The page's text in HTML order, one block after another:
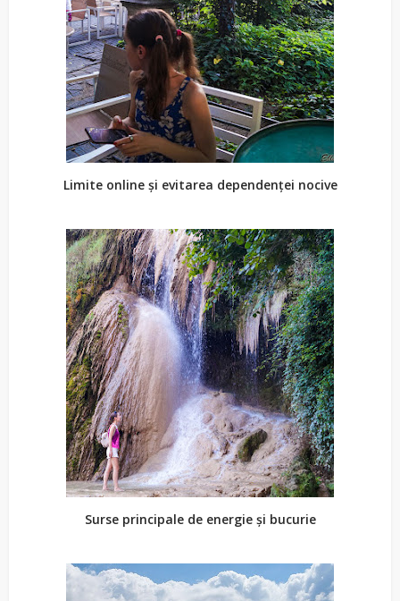
Limite online și evitarea dependenței nocive
Surse principale de energie și bucurie